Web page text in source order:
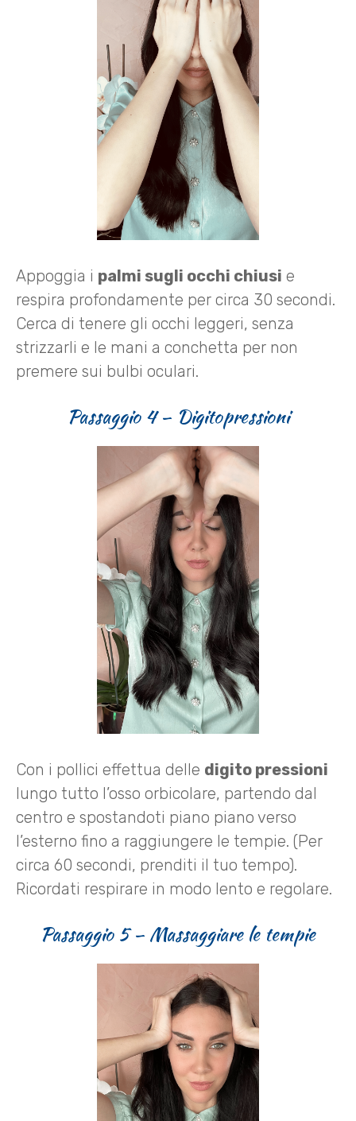
Appoggia i palmi sugli occhi chiusi e
respira profondamente per circa 30 secondi.
Cerca di tenere gli occhi leggeri, senza
strizzarli e le mani a conchetta per non
premere sui bulbi oculari.
Passaggio 4 – Digitopressioni
Con i pollici effettua delle digito pressioni
lungo tutto l’osso orbicolare, partendo dal
centro e spostandoti piano piano verso
l’esterno fino a raggiungere le tempie. (Per
circa 60 secondi, prenditi il tuo tempo).
Ricordati respirare in modo lento e regolare.
Passaggio 5 – Massaggiare le tempie